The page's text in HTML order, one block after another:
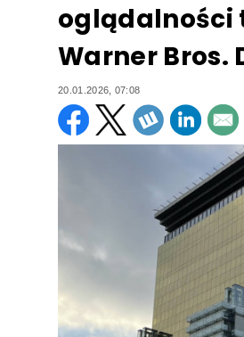
oglądalności
Warner Bros.
20.01.2026, 07:08